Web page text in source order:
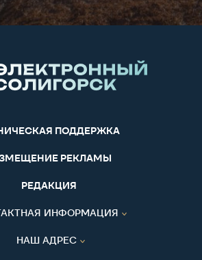
ПОДДЕРЖКА
РЕКЛАМЫ
РЕДАКЦИЯ
ИНФОРМАЦИЯ
НАШ АДРЕС